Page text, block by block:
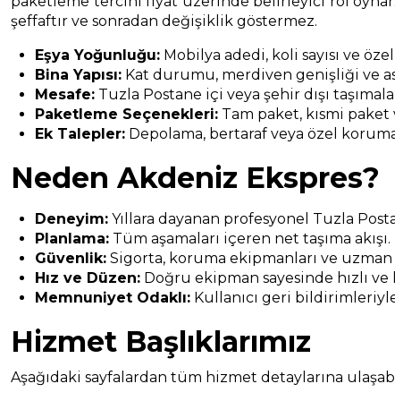
şeffaftır ve sonradan değişiklik göstermez.
Eşya Yoğunluğu: Mobilya adedi, koli sayısı ve
Bina Yapısı: Kat durumu, merdiven genişliği ve
Mesafe: Tuzla Postane içi veya şehir dışı
Paketleme Seçenekleri: Tam paket, kısmi paket
Ek Talepler: Depolama, bertaraf veya özel
Neden Akdeniz Ekspres?
Deneyim: Yıllara dayanan profesyonel Tuzla
Planlama: Tüm aşamaları içeren net taşıma akışı.
Güvenlik: Sigorta, koruma ekipmanları ve uzman
Hız ve Düzen: Doğru ekipman sayesinde hızlı
Memnuniyet Odaklı: Kullanıcı geri
Hizmet Başlıklarımız
Aşağıdaki sayfalardan tüm hizmet detaylarına